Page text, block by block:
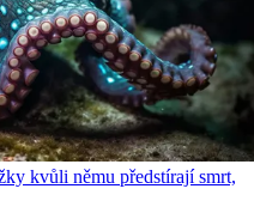
kvůli němu předstírají smrt,